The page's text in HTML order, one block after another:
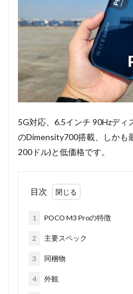
5G対応、6.5インチ 90Hzディ
のDimensity700搭載、しかも
200ドル)と低価格です。
目次
1 POCO M3 Proの特徴
2 主要スペック
3 同梱物
4 外観